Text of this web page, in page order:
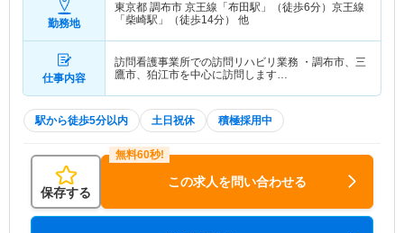
勤務地
東京都 調布市 京王線「布田駅」（徒歩6分）京王線
「柴崎駅」（徒歩14分） 他
仕事内容
訪問看護事業所での訪問リハビリ業務 ・調布市、三
鷹市、狛江市を中心に訪問します…
駅から徒歩5分以内 土日祝休 積極採用中
保存する
この求人を問い合わせる